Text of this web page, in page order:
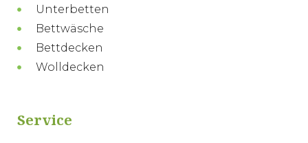
Unterbetten
Bettwäsche
Bettdecken
Wolldecken
Service